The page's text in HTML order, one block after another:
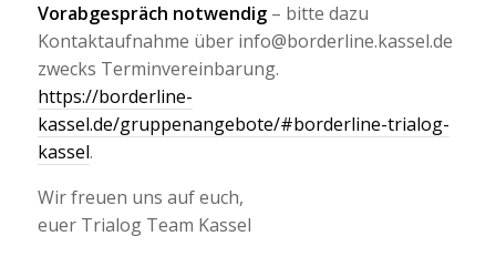
Vorabgespräch notwendig– bitte dazu
Kontaktaufnahme über info@borderline.kassel.de
zwecks Terminvereinbarung.
https://borderline-
kassel.de/gruppenangebote/#borderline-trialog-
kassel.
Wir freuen uns auf euch,
euer Trialog Team Kassel